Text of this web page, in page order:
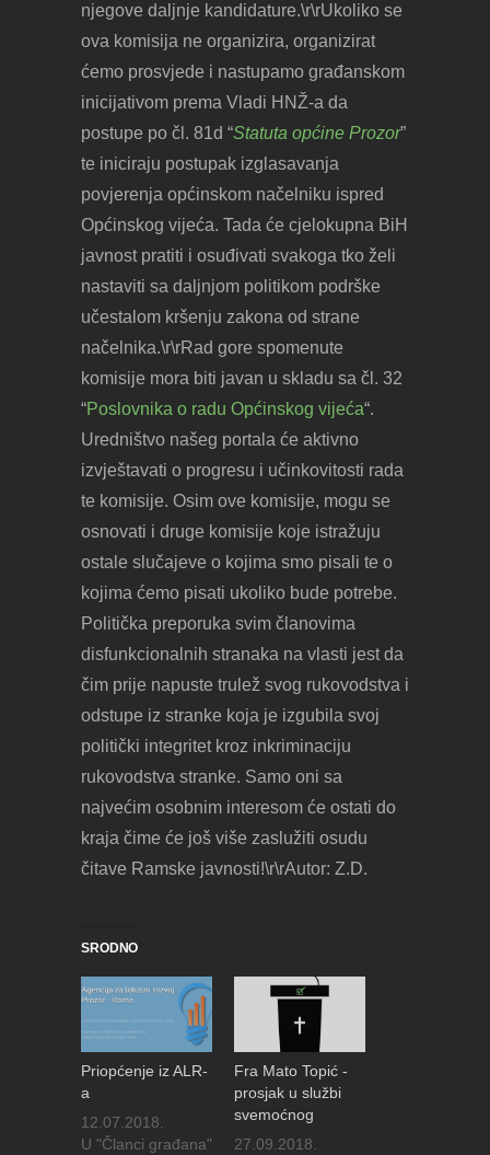
njegove daljnje kandidature.\r\rUkoliko se
ova komisija ne organizira, organizirat
ćemo prosvjede i nastupamo građanskom
inicijativom prema Vladi HNŽ-a da
postupe po čl. 81d “Statuta općine Prozor”
te iniciraju postupak izglasavanja
povjerenja općinskom načelniku ispred
Općinskog vijeća. Tada će cjelokupna BiH
javnost pratiti i osuđivati svakoga tko želi
nastaviti sa daljnjom politikom podrške
učestalom kršenju zakona od strane
načelnika.\r\rRad gore spomenute
komisije mora biti javan u skladu sa čl. 32
“Poslovnika o radu Općinskog vijeća“.
Uredništvo našeg portala će aktivno
izvještavati o progresu i učinkovitosti rada
te komisije. Osim ove komisije, mogu se
osnovati i druge komisije koje istražuju
ostale slučajeve o kojima smo pisali te o
kojima ćemo pisati ukoliko bude potrebe.
Politička preporuka svim članovima
disfunkcionalnih stranaka na vlasti jest da
čim prije napuste trulež svog rukovodstva i
odstupe iz stranke koja je izgubila svoj
politički integritet kroz inkriminaciju
rukovodstva stranke. Samo oni sa
najvećim osobnim interesom će ostati do
kraja čime će još više zaslužiti osudu
čitave Ramske javnosti!\r\rAutor: Z.D.
SRODNO
Priopćenje iz ALR-
a
12.07.2018.
U "Članci građana"
Fra Mato Topić -
prosjak u službi
svemoćnog
27.09.2018.